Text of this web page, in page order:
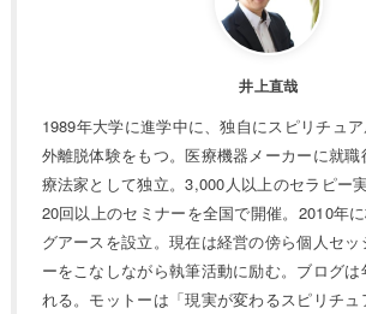
井上直哉
1989年大学に進学中に、独自にスピリチュ
外離脱体験をもつ。医療機器メーカーに就職
療法家として独立。3,000人以上のセラピー
20回以上のセミナーを全国で開催。2010年
グアースを設立。現在は経営の傍ら個人セ
ーをこなしながら執筆活動に励む。ブログ
れる。モットーは「現実が変わるスピリチュ